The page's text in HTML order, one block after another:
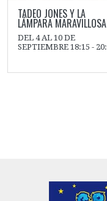
TADEO JONES Y LA
LÁMPARA MARAVILLOSA
DEL 4 AL 10 DE
SEPTIEMBRE 18:15 -